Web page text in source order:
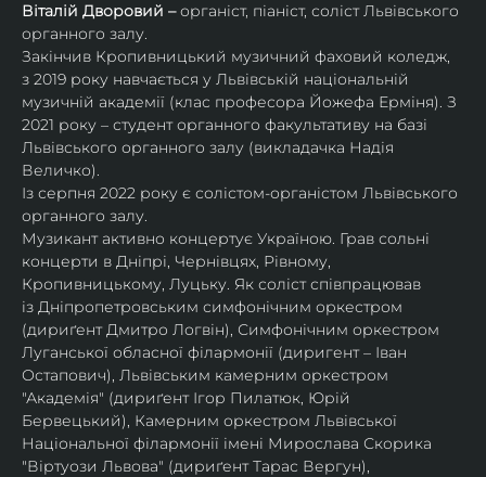
Віталій Дворовий – органіст, піаніст, соліст Львівського
органного залу.
Закінчив Кропивницький музичний фаховий коледж,
з 2019 року навчається у Львівській національній
музичній академії (клас професора Йожефа Ерміня). З
2021 року – студент органного факультативу на базі
Львівського органного залу (викладачка Надія
Величко).
Із серпня 2022 року є солістом-органістом Львівського
органного залу.
Музикант активно концертує Україною. Грав сольні
концерти в Дніпрі, Чернівцях, Рівному,
Кропивницькому, Луцьку. Як соліст співпрацював
із Дніпропетровським симфонічним оркестром
(дириґент Дмитро Логвін), Симфонічним оркестром
Луганської обласної філармонії (диригент – Іван
Остапович), Львівським камерним оркестром
"Академія" (дириґент Ігор Пилатюк, Юрій
Бервецький), Камерним оркестром Львівської
Національної філармонії імені Мирослава Скорика
"Віртуози Львова" (дириґент Тарас Вергун),